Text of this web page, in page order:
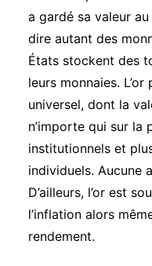
a gardé sa valeur
dire autant des
États stockent des
leurs monnaies.
universel, dont la
n’importe qui sur la
institutionnels et
individuels. Aucune
D’ailleurs, l’or est
l’inflation alors
rendement.